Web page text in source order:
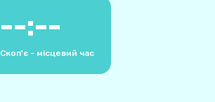
--:--
Скоп'є - місцевий час